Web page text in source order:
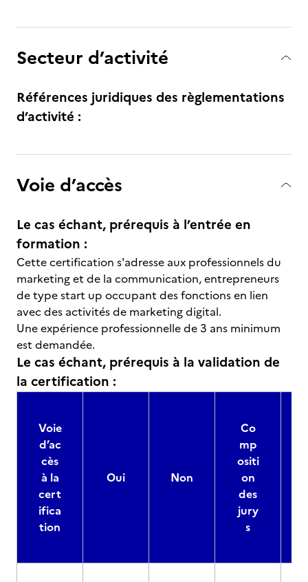
Secteur d’activité
Références juridiques des règlementations
d’activité :
Voie d’accès
Le cas échant, prérequis à l’entrée en
formation :
Cette certification s'adresse aux professionnels du
marketing et de la communication, entrepreneurs
de type start up occupant des fonctions en lien
avec des activités de marketing digital.
Une expérience professionnelle de 3 ans minimum
est demandée.
Le cas échant, prérequis à la validation de
la certification :
Voie
d’ac
cès
à la
cert
ifica
tion
Oui Non
Co
mp
ositi
on
des
jury
s